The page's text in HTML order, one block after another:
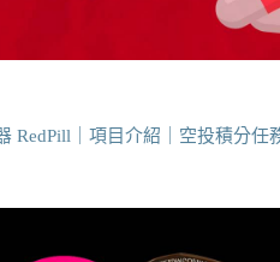
RedPill｜項目介紹｜空投積分任